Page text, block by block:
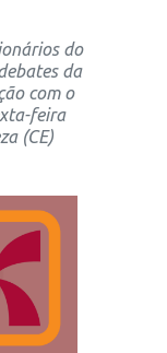
do
da
com o
feira
(CE)